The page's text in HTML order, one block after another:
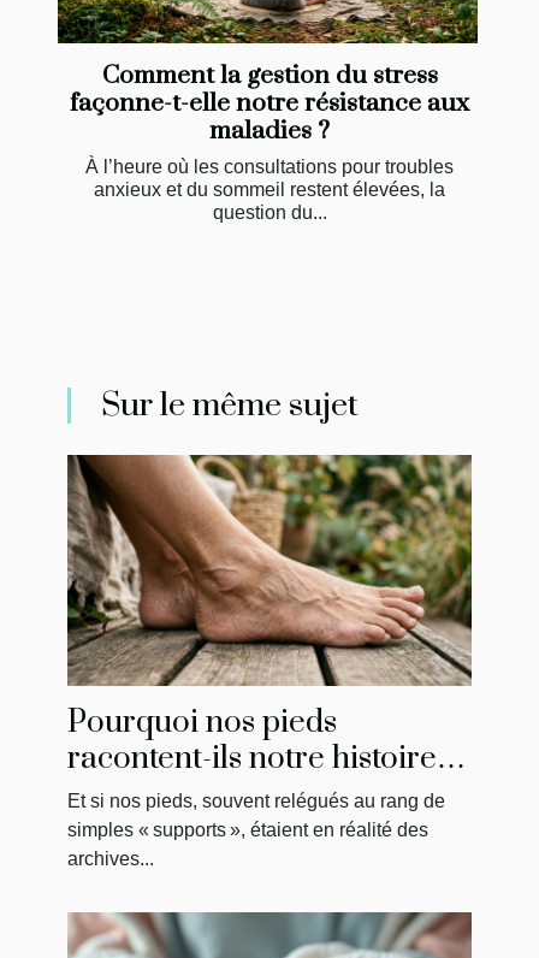
Comment la gestion du stress
façonne-t-elle notre résistance aux
maladies ?
À l’heure où les consultations pour troubles
anxieux et du sommeil restent élevées, la
question du...
Sur le même sujet
Pourquoi nos pieds
racontent-ils notre histoire
émotionnelle ?
Et si nos pieds, souvent relégués au rang de
simples « supports », étaient en réalité des
archives...